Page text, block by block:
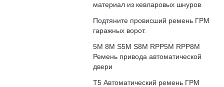
материал из кевларовых шнуров
Подтяните провисший ремень ГРМ
гаражных ворот.
5M 8M S5M S8M RPP5M RPP8M
Ремень привода автоматической
двери
T5 Автоматический ремень ГРМ